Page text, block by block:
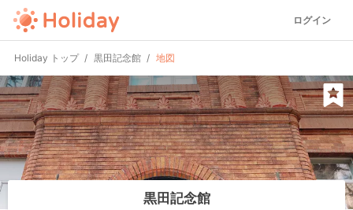
ログイン
Holiday トップ 黒田記念館 地図
黒田記念館